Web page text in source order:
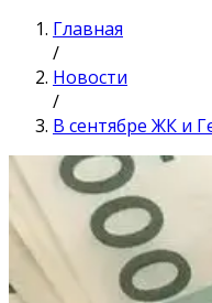
Главная
/
Новости
/
В сентябре ЖК и